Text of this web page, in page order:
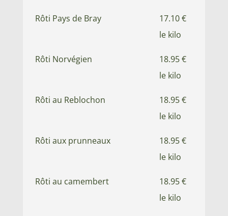
Rôti Pays de Bray
17.10 €
le kilo
Rôti Norvégien
18.95 €
le kilo
Rôti au Reblochon
18.95 €
le kilo
Rôti aux prunneaux
18.95 €
le kilo
Rôti au camembert
18.95 €
le kilo